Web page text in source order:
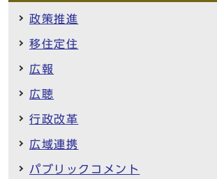
政策推進
移住定住
広報
広聴
行政改革
広域連携
パブリックコメント